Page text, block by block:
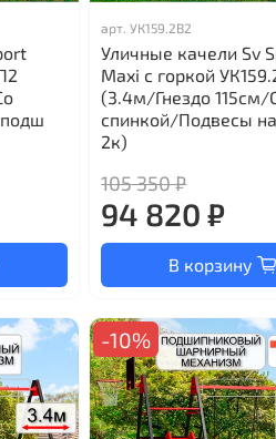
арт.УК159.2В2
Уличные качели Sv
Maxi с горкой
(3.4м/Гнездо 115см/
спинкой/Подвесы
2к)
105 350 ₽
94 820 ₽
В корзину
-10%